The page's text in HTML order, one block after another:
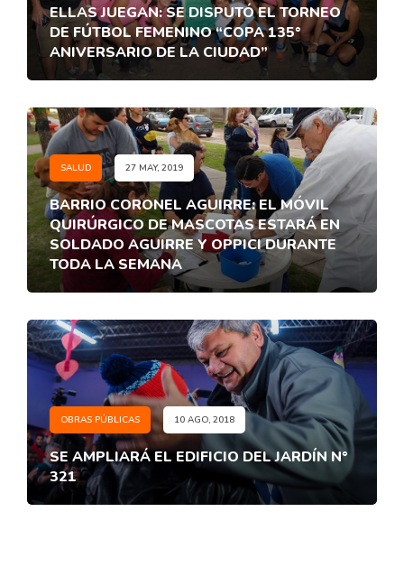
ELLAS JUEGAN: SE DISPUTÓ EL TORNEO
DE FÚTBOL FEMENINO “COPA 135°
ANIVERSARIO DE LA CIUDAD”
SALUD 27 MAY, 2019
BARRIO CORONEL AGUIRRE: EL MÓVIL
QUIRÚRGICO DE MASCOTAS ESTARÁ EN
SOLDADO AGUIRRE Y OPPICI DURANTE
TODA LA SEMANA
OBRAS PÚBLICAS 10 AGO, 2018
SE AMPLIARÁ EL EDIFICIO DEL JARDÍN N°
321